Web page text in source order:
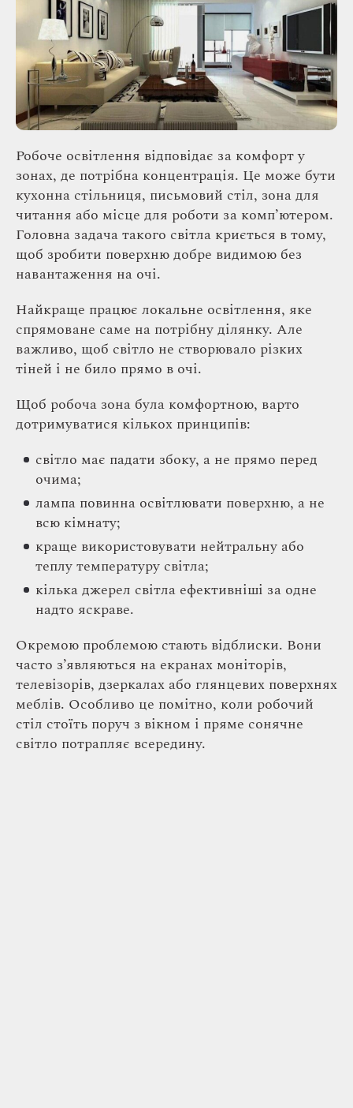
Робоче освітлення відповідає за комфорт у
зонах, де потрібна концентрація. Це може бути
кухонна стільниця, письмовий стіл, зона для
читання або місце для роботи за комп’ютером.
Головна задача такого світла криється в тому,
щоб зробити поверхню добре видимою без
навантаження на очі.
Найкраще працює локальне освітлення, яке
спрямоване саме на потрібну ділянку. Але
важливо, щоб світло не створювало різких
тіней і не било прямо в очі.
Щоб робоча зона була комфортною, варто
дотримуватися кількох принципів:
світло має падати збоку, а не прямо перед
очима;
лампа повинна освітлювати поверхню, а не
всю кімнату;
краще використовувати нейтральну або
теплу температуру світла;
кілька джерел світла ефективніші за одне
надто яскраве.
Окремою проблемою стають відблиски. Вони
часто з’являються на екранах моніторів,
телевізорів, дзеркалах або глянцевих поверхнях
меблів. Особливо це помітно, коли робочий
стіл стоїть поруч з вікном і пряме сонячне
світло потрапляє всередину.